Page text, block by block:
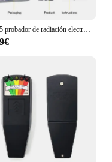
ET825 probador de radiación electromagnética Digital de mano, medidor EMF de campo magnético eléctrico para el hogar, teléfono móvil electrónico